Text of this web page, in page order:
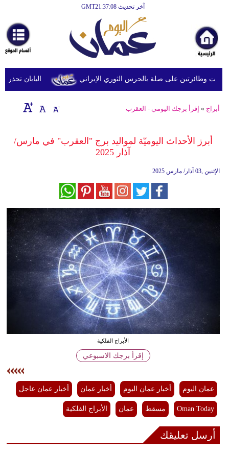
آخر تحديث GMT21:37:08
أخبارعاجلة
رياضة
ثقافة
إقتصاد
وموسيقى
سياحة
وسفر
ديكور
أخبار
علوم
وتكنولوجيا
اليابان تحذر من على صلة بالحرس الثوري الإيراني
أبراج » إقرأ برجك اليومي - العقرب
أبرز الأحداث اليوميّة لمواليد برج "العقرب" في مارس/
آذار 2025
الإثنين ,03 آذار/ مارس 2025
الأبراج الفلكية
إقرأ برجك الاسبوعي
عمان اليوم أخبار عمان اليوم أخبار عمان أخبار عمان عاجل
Oman Today مسقط عمان الأبراج الفلكية
أرسل تعليقك